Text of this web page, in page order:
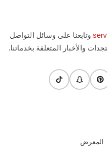
وتابعنا على وسائل التواصل
والأخبار المتعلقة بخدماتنا.
المعرض